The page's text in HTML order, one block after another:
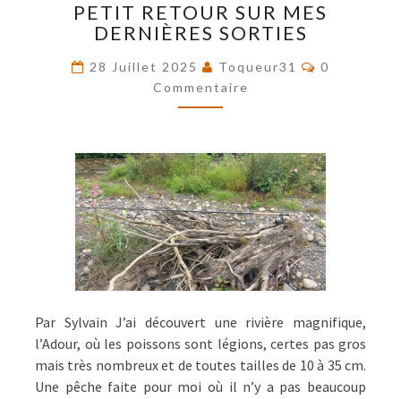
RETOUR
SUR
DERNIÈRES
SORTIES
PETIT RETOUR SUR MES
DERNIÈRES SORTIES
28 Juillet 2025 Toqueur31
0
Commentaire
Par Sylvain J’ai découvert une rivière magnifique,
l’Adour, où les poissons sont légions, certes pas gros
mais très nombreux et de toutes tailles de 10 à 35 cm.
Une pêche faite pour moi où il n’y a pas beaucoup